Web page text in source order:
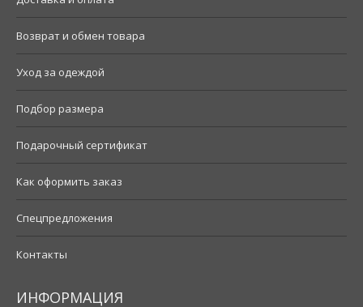
Возврат и обмен товара
Уход за одеждой
Подбор размера
Подарочный сертификат
Как оформить заказ
Спецпредложения
Контакты
ИНФОРМАЦИЯ